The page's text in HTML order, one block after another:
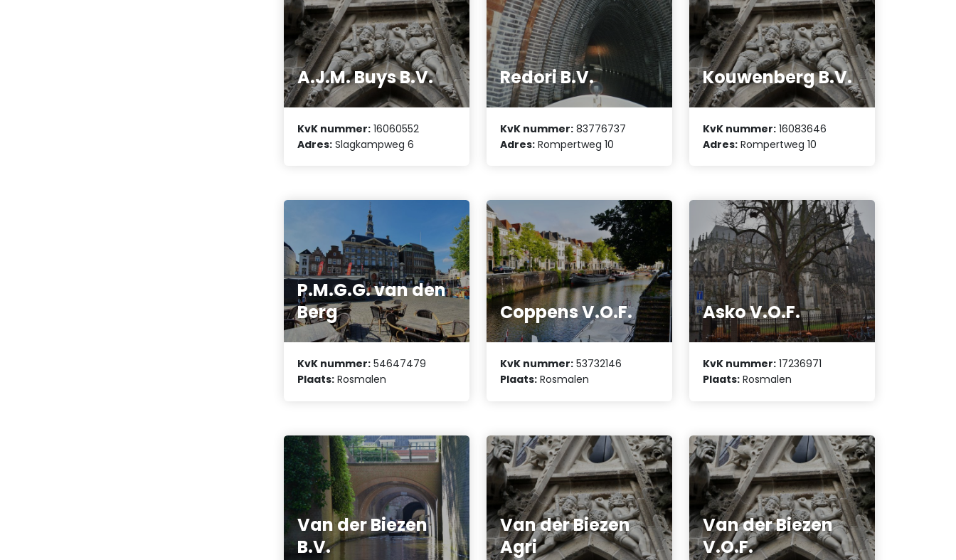
A.J.M. Buys B.V.
KvK nummer: 16060552
Adres: Slagkampweg 6
Redori B.V.
KvK nummer: 83776737
Adres: Rompertweg 10
Kouwenberg B.V.
KvK nummer: 16083646
Adres: Rompertweg 10
P.M.G.G. van den
Berg
KvK nummer: 54647479
Plaats: Rosmalen
Coppens V.O.F.
KvK nummer: 53732146
Plaats: Rosmalen
Asko V.O.F.
KvK nummer: 17236971
Plaats: Rosmalen
Van der Biezen
B.V.
Van der Biezen
Agri
Van der Biezen
V.O.F.